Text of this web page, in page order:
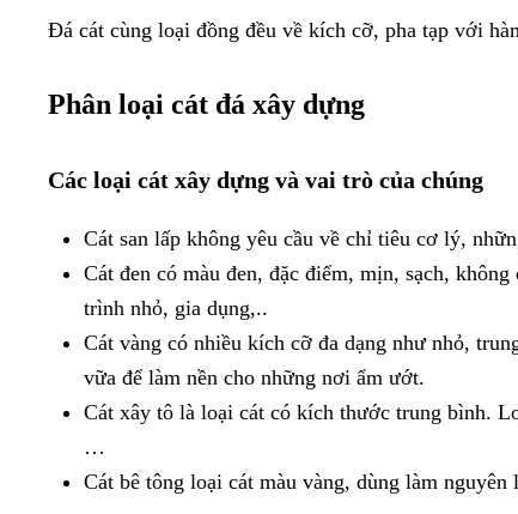
Đá cát cùng loại đồng đều về kích cỡ, pha tạp với
Phân loại cát đá xây dựng
Các loại cát xây dựng và vai trò của chúng
Cát san lấp không yêu cầu về chỉ tiêu cơ lý,
Cát đen có màu đen, đặc điểm, mịn, sạch,
trình nhỏ, gia dụng,..
Cát vàng có nhiều kích cỡ đa dạng như nhỏ,
vữa để làm nền cho những nơi ẩm ướt.
Cát xây tô là loại cát có kích thước trung bình.
…
Cát bê tông loại cát màu vàng, dùng làm nguyên